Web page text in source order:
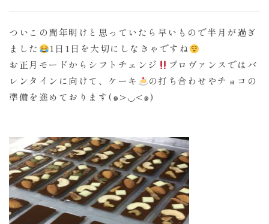
ついこの間年明けと思っていたら早いもので半月が過ぎ
ました
1日1日を大切にしなきゃですね
お正月モードからシフトチェンジ
プロヴァンスではバ
レンタインに向けて、ケーキ
の打ち合わせやチョコの
準備を進めております(๑>◡<๑)